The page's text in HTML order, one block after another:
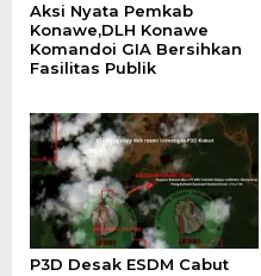
Aksi Nyata Pemkab
Konawe,DLH Konawe
Komandoi GIA Bersihkan
Fasilitas Publik
P3D Desak ESDM Cabut